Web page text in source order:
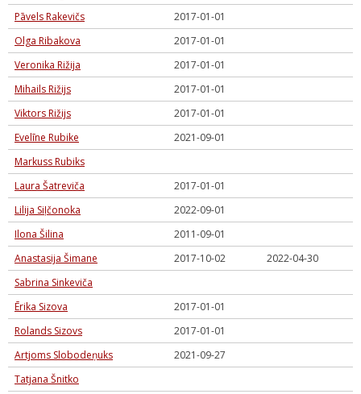
Pāvels Rakevičs
2017-01-01
Olga Ribakova
2017-01-01
Veronika Rižija
2017-01-01
Mihails Rižijs
2017-01-01
Viktors Rižijs
2017-01-01
Evelīne Rubike
2021-09-01
Markuss Rubiks
Laura Šatreviča
2017-01-01
Lilija Siļčonoka
2022-09-01
Ilona Šilina
2011-09-01
Anastasija Šimane
2017-10-02
2022-04-30
Sabrina Sinkeviča
Ērika Sizova
2017-01-01
Rolands Sizovs
2017-01-01
Artjoms Slobodeņuks
2021-09-27
Tatjana Šnitko